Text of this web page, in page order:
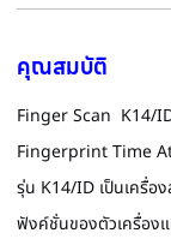
คุณสมบัติ
Finger Scan K14/
Fingerprint Time
รุ่น K14/ID เป็นเครื่อ
ฟังค์ชั่นของตัวเครื่องแ